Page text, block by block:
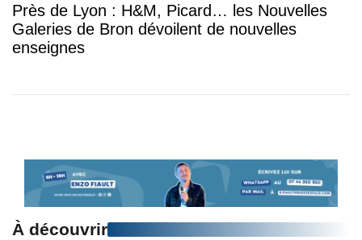
Près de Lyon : H&M, Picard… les Nouvelles
Galeries de Bron dévoilent de nouvelles
enseignes
À découvrir